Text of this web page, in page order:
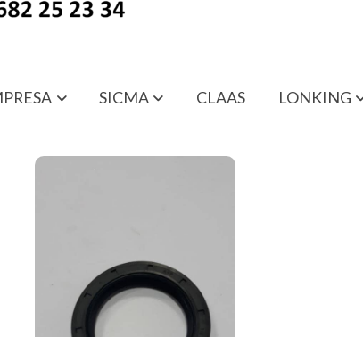
SICMA CLAAS LONKING
TOMA DE FUERZA DELANT CLAAS ARION 540